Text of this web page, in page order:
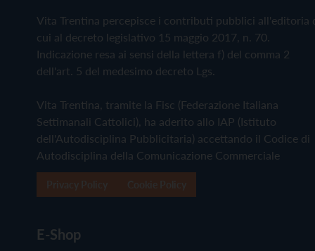
Vita Trentina percepisce i contributi pubblici all'editoria
cui al decreto legislativo 15 maggio 2017, n. 70.
Indicazione resa ai sensi della lettera f) del comma 2
dell'art. 5 del medesimo decreto Lgs.
Vita Trentina, tramite la Fisc (Federazione Italiana
Settimanali Cattolici), ha aderito allo IAP (Istituto
dell'Autodisciplina Pubblicitaria) accettando il Codice di
Autodisciplina della Comunicazione Commerciale
E-Shop